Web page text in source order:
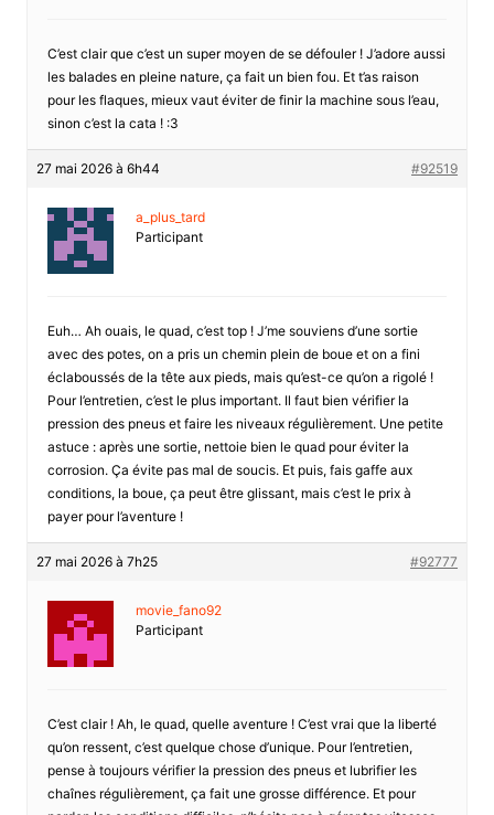
C’est clair que c’est un super moyen de se défouler ! J’adore aussi
les balades en pleine nature, ça fait un bien fou. Et t’as raison
pour les flaques, mieux vaut éviter de finir la machine sous l’eau,
sinon c’est la cata ! :3
27 mai 2026 à 6h44 #92519
a_plus_tard
Participant
Euh… Ah ouais, le quad, c’est top ! J’me souviens d’une sortie
avec des potes, on a pris un chemin plein de boue et on a fini
éclaboussés de la tête aux pieds, mais qu’est-ce qu’on a rigolé !
Pour l’entretien, c’est le plus important. Il faut bien vérifier la
pression des pneus et faire les niveaux régulièrement. Une petite
astuce : après une sortie, nettoie bien le quad pour éviter la
corrosion. Ça évite pas mal de soucis. Et puis, fais gaffe aux
conditions, la boue, ça peut être glissant, mais c’est le prix à
payer pour l’aventure !
27 mai 2026 à 7h25 #92777
movie_fano92
Participant
C’est clair ! Ah, le quad, quelle aventure ! C’est vrai que la liberté
qu’on ressent, c’est quelque chose d’unique. Pour l’entretien,
pense à toujours vérifier la pression des pneus et lubrifier les
chaînes régulièrement, ça fait une grosse différence. Et pour